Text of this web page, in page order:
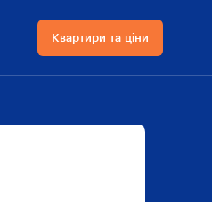
сайту
Квартири та ціни